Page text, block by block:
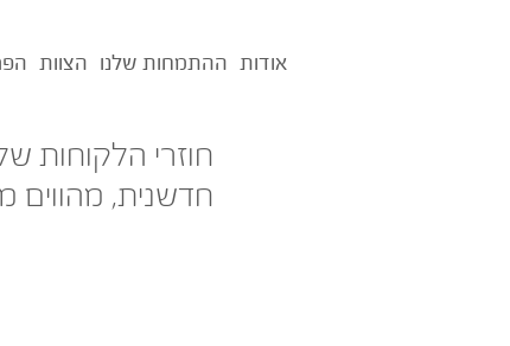
אודות ההתמחות שלנו הצוות
חוזרי הלקוחות
חדשנית, מהווים